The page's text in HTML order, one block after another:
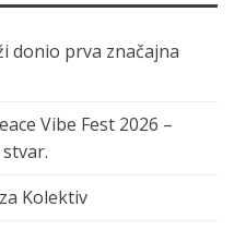
donio prva značajna
Vibe Fest 2026 –
Kolektiv